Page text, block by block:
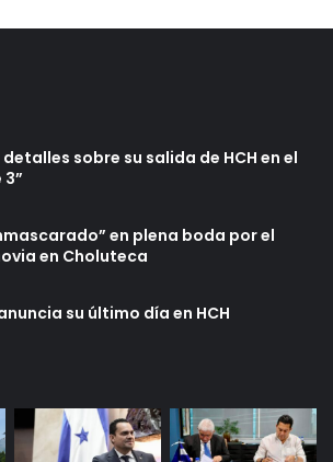
sobre su salida de HCH en el
en plena boda por el
en Choluteca
su último día en HCH